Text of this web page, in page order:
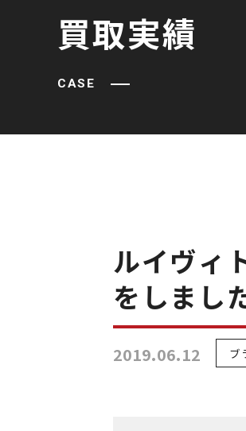
買取実績
CASE
ルイヴィ
をしまし
2019.06.12 ブ